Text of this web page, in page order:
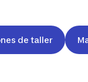
de taller